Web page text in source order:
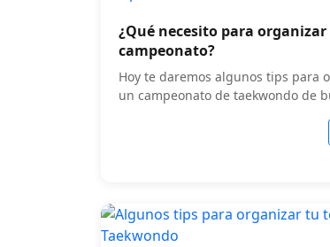
¿Qué necesito para
campeonato?
Hoy te daremos algunos tips para
un campeonato de taekwondo de